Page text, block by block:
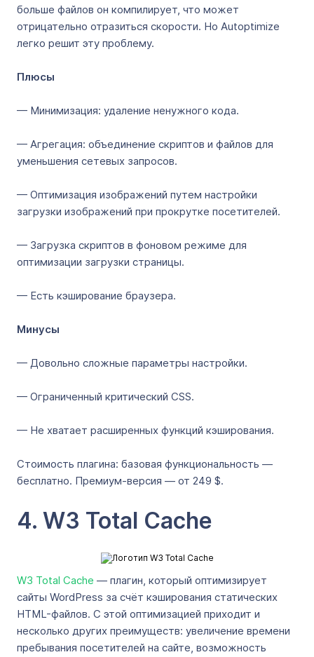
больше файлов он компилирует, что может
отрицательно отразиться скорости. Но Autoptimize
легко решит эту проблему.
Плюсы
— Минимизация: удаление ненужного кода.
— Агрегация: объединение скриптов и файлов для
уменьшения сетевых запросов.
— Оптимизация изображений путем настройки
загрузки изображений при прокрутке посетителей.
— Загрузка скриптов в фоновом режиме для
оптимизации загрузки страницы.
— Есть кэширование браузера.
Минусы
— Довольно сложные параметры настройки.
— Ограниченный критический CSS.
— Не хватает расширенных функций кэширования.
Стоимость плагина: базовая функциональность —
бесплатно. Премиум-версия — от 249 $.
4. W3 Total Cache
W3 Total Cache — плагин, который оптимизирует
сайты WordPress за счёт кэширования статических
HTML-файлов. С этой оптимизацией приходит и
несколько других преимуществ: увеличение времени
пребывания посетителей на сайте, возможность